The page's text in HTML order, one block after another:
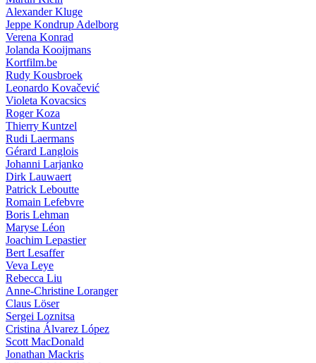
Alexander Kluge
Jeppe Kondrup Adelborg
Verena Konrad
Jolanda Kooijmans
Kortfilm.be
Rudy Kousbroek
Leonardo Kovačević
Violeta Kovacsics
Roger Koza
Thierry Kuntzel
Rudi Laermans
Gérard Langlois
Johanni Larjanko
Dirk Lauwaert
Patrick Leboutte
Romain Lefebvre
Boris Lehman
Maryse Léon
Joachim Lepastier
Bert Lesaffer
Veva Leye
Rebecca Liu
Anne-Christine Loranger
Claus Löser
Sergei Loznitsa
Cristina Álvarez López
Scott MacDonald
Jonathan Mackris